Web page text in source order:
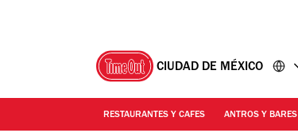
CIUDAD DE MÉXICO
RESTAURANTES Y CAFES ANTROS Y BARES